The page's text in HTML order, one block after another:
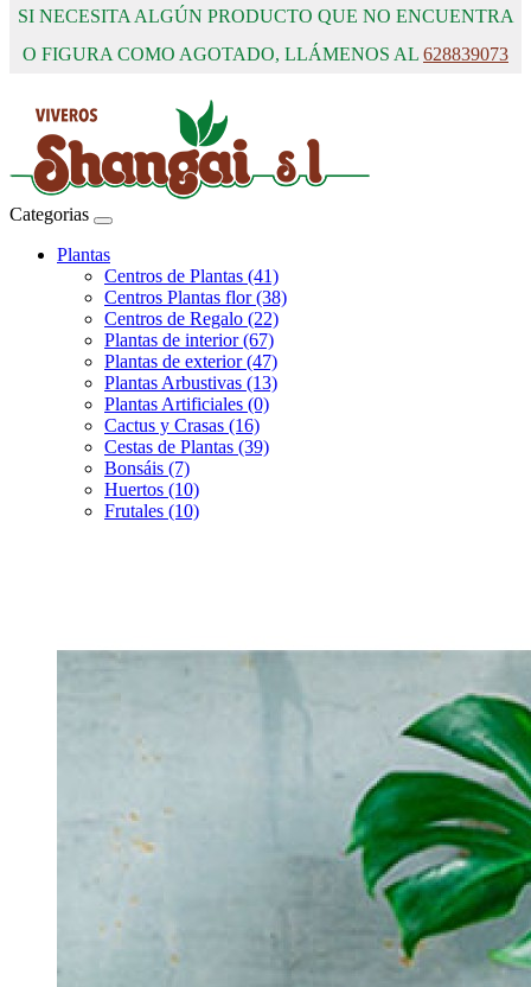
SI NECESITA ALGÚN PRODUCTO QUE NO ENCUENTRA
O FIGURA COMO AGOTADO, LLÁMENOS AL 628839073
Categorias
Plantas
Centros de Plantas (41)
Centros Plantas flor (38)
Centros de Regalo (22)
Plantas de interior (67)
Plantas de exterior (47)
Plantas Arbustivas (13)
Plantas Artificiales (0)
Cactus y Crasas (16)
Cestas de Plantas (39)
Bonsáis (7)
Huertos (10)
Frutales (10)